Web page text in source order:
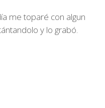
me toparé con algun
y lo grabó.